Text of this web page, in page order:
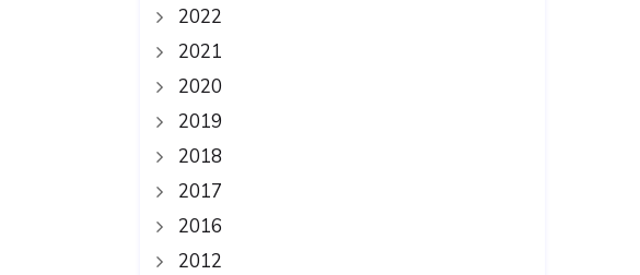
2022
2021
2020
2019
2018
2017
2016
2012